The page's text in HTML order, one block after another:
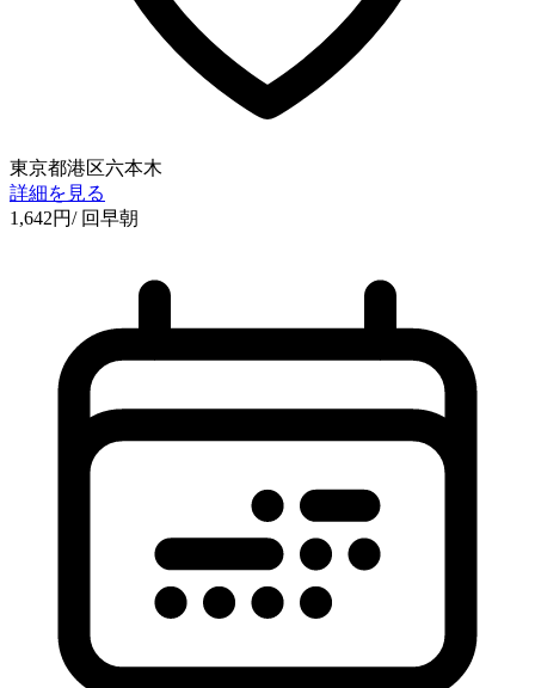
東京都港区六本木
詳細を見る
1,642円/ 回早朝